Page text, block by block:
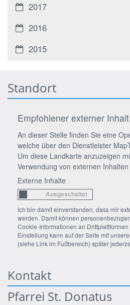
2017
2016
2015
Standort
Empfohlener externer Inhalt
An dieser Stelle finden Sie eine
welche über den Dienstleister
Um diese Landkarte anzuzeigen
Verwendung von externen
Externe Inhalte
Ich bin damit einverstanden, dass mir
werden. Damit können
Cookie-Informationen an
Einstellung kann auf der Seite mit
(siehe Link im Fußbereich) später
Kontakt
Pfarrei St. Donatus